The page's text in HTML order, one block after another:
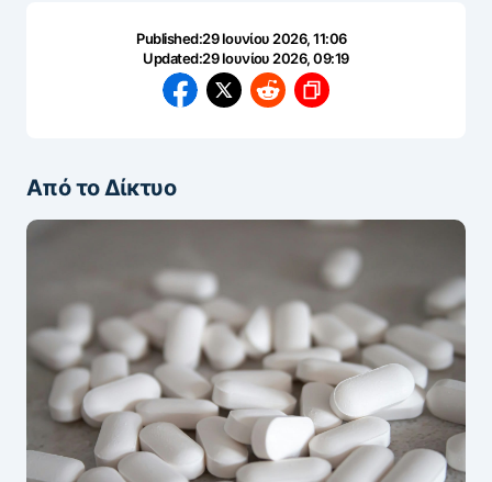
Published:29 Ιουνίου 2026, 11:06
Updated:29 Ιουνίου 2026, 09:19
Από το Δίκτυο